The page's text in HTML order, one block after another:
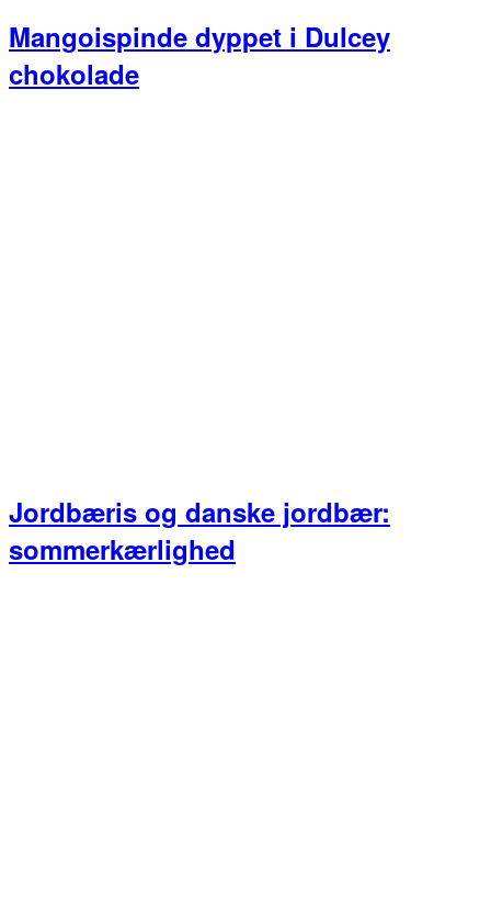
Mangoispinde dyppet i Dulcey
chokolade
Jordbæris og danske jordbær:
sommerkærlighed